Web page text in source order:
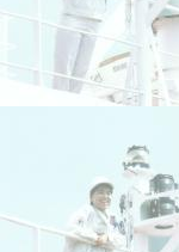
今週の「内航